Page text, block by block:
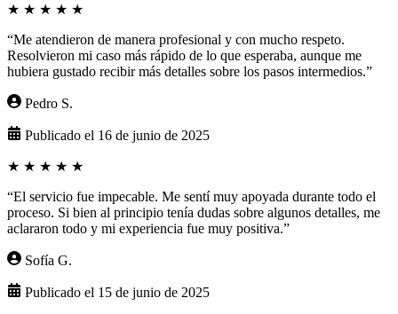
★ ★ ★ ★ ★
“Me atendieron de manera profesional y con mucho respeto.
Resolvieron mi caso más rápido de lo que esperaba, aunque me
hubiera gustado recibir más detalles sobre los pasos intermedios.”
Pedro S.
Publicado el 16 de junio de 2025
★ ★ ★ ★ ★
“El servicio fue impecable. Me sentí muy apoyada durante todo el
proceso. Si bien al principio tenía dudas sobre algunos detalles, me
aclararon todo y mi experiencia fue muy positiva.”
Sofía G.
Publicado el 15 de junio de 2025